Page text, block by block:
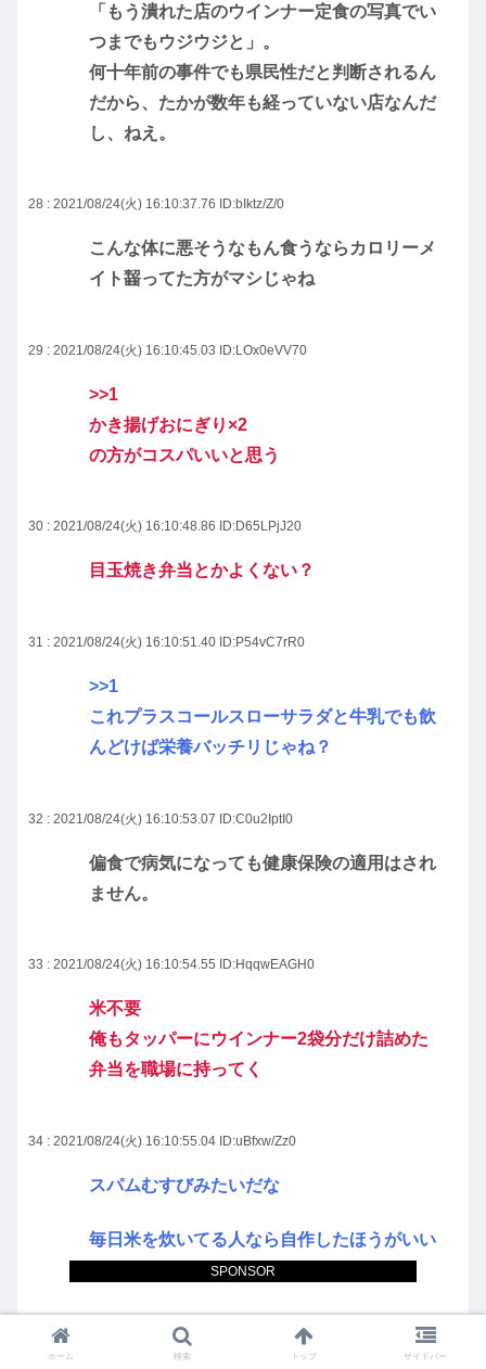
SPONSOR
「もう潰れた店のウインナー定食の写真でい
つまでもウジウジと」。
何十年前の事件でも県民性だと判断されるん
だから、たかが数年も経っていない店なんだ
し、ねえ。
28 : 2021/08/24(火) 16:10:37.76 ID:bIktz/Z/0
こんな体に悪そうなもん食うならカロリーメ
イト齧ってた方がマシじゃね
29 : 2021/08/24(火) 16:10:45.03 ID:LOx0eVV70
>>1
かき揚げおにぎり×2
の方がコスパいいと思う
30 : 2021/08/24(火) 16:10:48.86 ID:D65LPjJ20
目玉焼き弁当とかよくない？
31 : 2021/08/24(火) 16:10:51.40 ID:P54vC7rR0
>>1
これプラスコールスローサラダと牛乳でも飲
んどけば栄養バッチリじゃね？
32 : 2021/08/24(火) 16:10:53.07 ID:C0u2IptI0
偏食で病気になっても健康保険の適用はされ
ません。
33 : 2021/08/24(火) 16:10:54.55 ID:HqqwEAGH0
米不要
俺もタッパーにウインナー2袋分だけ詰めた
弁当を職場に持ってく
34 : 2021/08/24(火) 16:10:55.04 ID:uBfxw/Zz0
スパムむすびみたいだな
毎日米を炊いてる人なら自作したほうがいい
216円なら買う人いるかもね
ホーム 検索 トップ サイドバー